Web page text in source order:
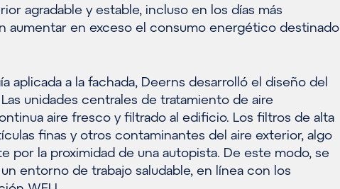
agradable y estable, incluso en los días más
aumentar en exceso el consumo energético destinado
aplicada a la fachada, Deerns desarrolló el diseño del
unidades centrales de tratamiento de aire
aire fresco y filtrado al edificio. Los filtros de alta
finas y otros contaminantes del aire exterior, algo
por la proximidad de una autopista. De este modo, se
entorno de trabajo saludable, en línea con los